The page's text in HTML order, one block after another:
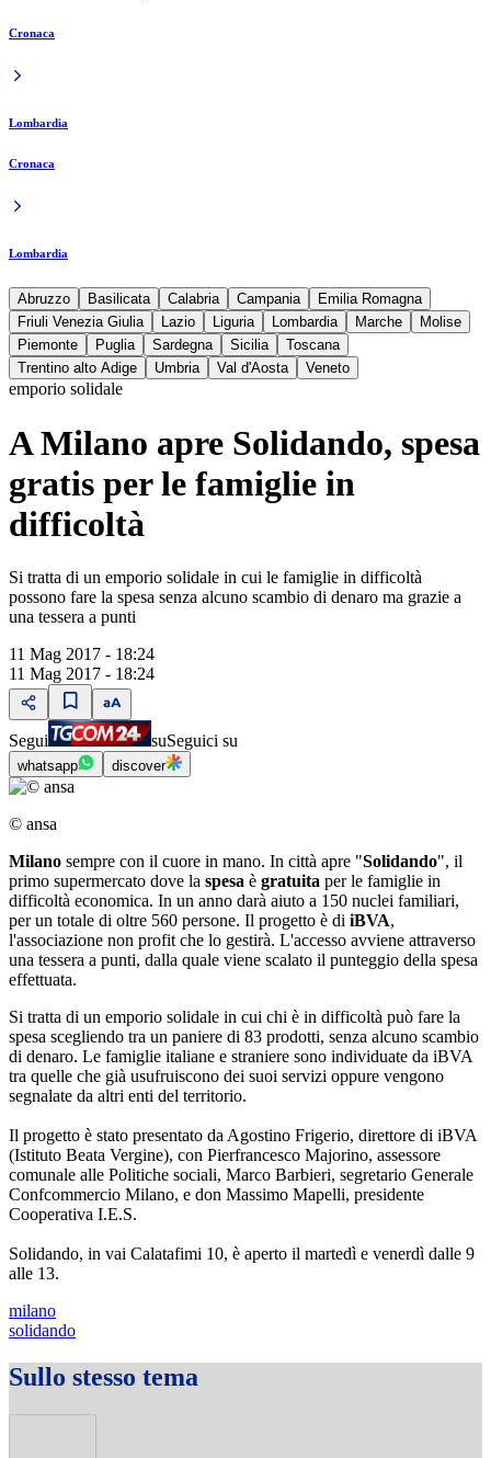
Cronaca
Lombardia
Cronaca
Lombardia
Abruzzo Basilicata Calabria Campania
Emilia Romagna
Friuli Venezia Giulia
Lazio Liguria Lombardia Marche
Molise
Piemonte
Puglia Sardegna Sicilia
Toscana
Trentino alto Adige
Umbria Val d'Aosta Veneto
emporio solidale
A Milano apre Solidando, spesa
gratis per le famiglie in
difficoltà
Si tratta di un emporio solidale in cui le famiglie in difficoltà
possono fare la spesa senza alcuno scambio di denaro ma grazie a
una tessera a punti
11 Mag 2017 - 18:24
11 Mag 2017 - 18:24
Segui suSeguici su
whatsapp discover
© ansa
Milano sempre con il cuore in mano. In città apre "Solidando", il
primo supermercato dove la spesa è gratuita per le famiglie in
difficoltà economica. In un anno darà aiuto a 150 nuclei familiari,
per un totale di oltre 560 persone. Il progetto è di iBVA,
l'associazione non profit che lo gestirà. L'accesso avviene attraverso
una tessera a punti, dalla quale viene scalato il punteggio della spesa
effettuata.
Si tratta di un emporio solidale in cui chi è in difficoltà può fare la
spesa scegliendo tra un paniere di 83 prodotti, senza alcuno scambio
di denaro. Le famiglie italiane e straniere sono individuate da iBVA
tra quelle che già usufruiscono dei suoi servizi oppure vengono
segnalate da altri enti del territorio.
Il progetto è stato presentato da Agostino Frigerio, direttore di iBVA
(Istituto Beata Vergine), con Pierfrancesco Majorino, assessore
comunale alle Politiche sociali, Marco Barbieri, segretario Generale
Confcommercio Milano, e don Massimo Mapelli, presidente
Cooperativa I.E.S.
Solidando, in vai Calatafimi 10, è aperto il martedì e venerdì dalle 9
alle 13.
milano
solidando
Sullo stesso tema